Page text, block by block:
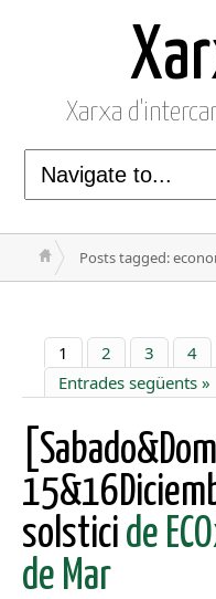
Xarxa
Posts tagged:
1 2 3 4
Entrades següents »
solstici de
de Mar